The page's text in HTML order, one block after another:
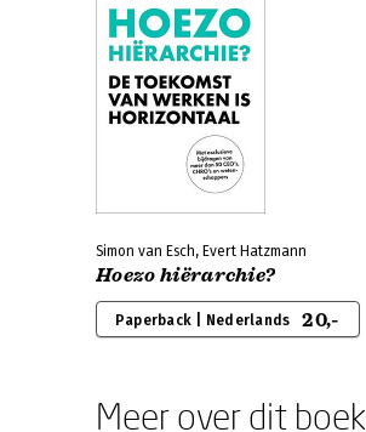
Simon van Esch, Evert Hatzmann
Hoezo hiërarchie?
Paperback | Nederlands 20,-
Meer over dit boek